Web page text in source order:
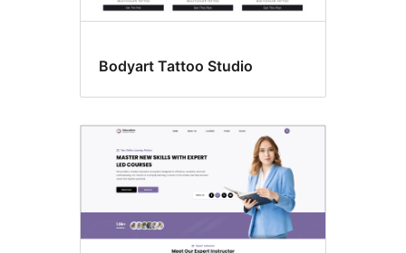
Bodyart Tattoo Studio